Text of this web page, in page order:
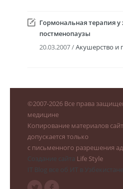
Гормональная терапия
постменопаузы
20.03.2007 /Акушерство и
©2007-2026 Все права
медицине
Копирование материалов
допускается только
с письменного разрешения
Создание сайта Life Style
IT Blog все об ИТ в Узбекистане